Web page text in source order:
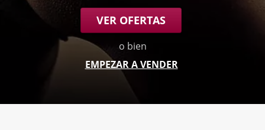
VER OFERTAS
o bien
EMPEZAR A VENDER